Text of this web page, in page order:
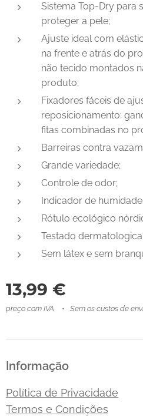
Sistema Top-Dry para
proteger a pele;
Ajuste ideal com
na frente e atrás do
não tecido montados
produto;
Fixadores fáceis de
reposicionamento:
fitas combinadas no
Barreiras contra
Grande variedade;
Controle de odor;
Indicador de
Rótulo ecológico
Testado
Sem látex e sem
13,99 €
preço com IVA Sem os custos de
Informação
Política de Privacidade
Termos e Condições